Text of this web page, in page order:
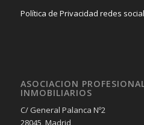
Política de Privacidad redes
ASOCIACION
INMOBILIARIOS
C/ General Palanca Nº2
28045, Madrid